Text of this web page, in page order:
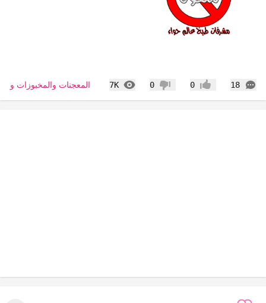
18
التعليقات إعجاب0 عدم إعجاب
0
7K
المشاهدات المعجنات والمخبوزات